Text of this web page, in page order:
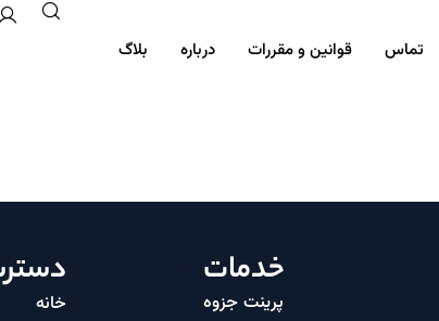
تماس قوانین و مقررات درباره بلاگ
خدمات
پرینت جزوه
خانه